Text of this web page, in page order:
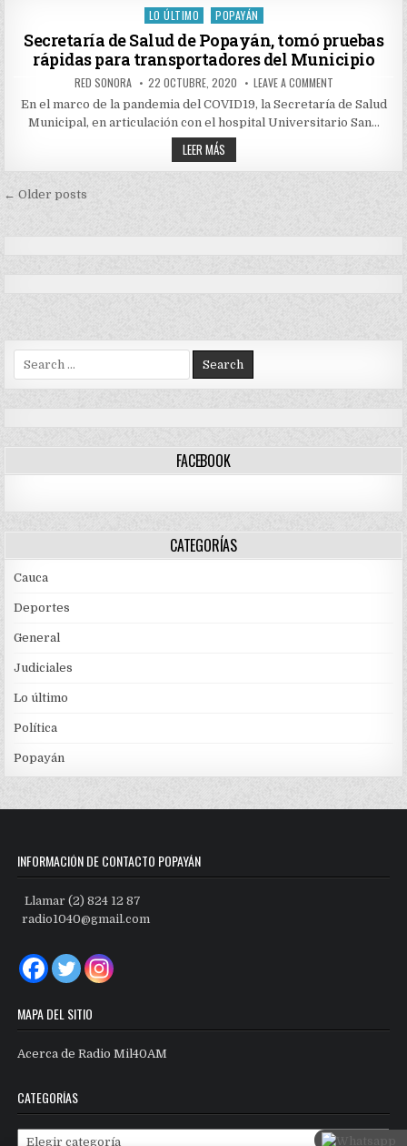
OBTENER
UN
MEDICAMENTO
CONTRA
LA
COVID-
19
Posted
in
LO ÚLTIMO POPAYÁN
Secretaría de Salud de Popayán, tomó pruebas
rápidas para transportadores del Municipio
AUTHOR:
RED SONORA PUBLISHED
DATE:
22 OCTUBRE, 2020 LEAVE A COMMENTON
DE
SALUD
DE
RÁPIDAS
En el marco de la pandemia del COVID19, la Secretaría de Salud
Municipal, en articulación con el hospital Universitario San…
LEER MÁSSECRETARÍA
DE
SALUD
TRANSPORTADORES
Navegación
entradas
← Older posts
Search
for:
FACEBOOK
CATEGORÍAS
Cauca
Deportes
General
Judiciales
Lo último
Política
Popayán
INFORMACIÓN DE CONTACTO POPAYÁN
Llamar (2) 824 12 87
radio1040@gmail.com
MAPA DEL SITIO
Acerca de Radio Mil40AM
CATEGORÍAS
Categorías